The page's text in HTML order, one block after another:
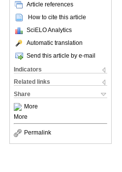
Article references
How to cite this article
SciELO Analytics
Automatic translation
Send this article by e-mail
Indicators
Related links
Share
More
More
Permalink